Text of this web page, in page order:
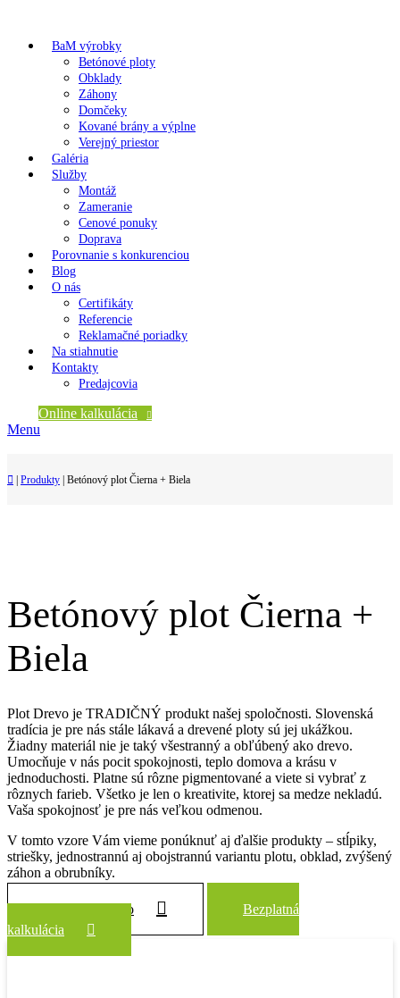
BaM výrobky
Betónové ploty
Obklady
Záhony
Domčeky
Kované brány a výplne
Verejný priestor
Galéria
Služby
Montáž
Zameranie
Cenové ponuky
Doprava
Porovnanie s konkurenciou
Blog
O nás
Certifikáty
Referencie
Reklamačné poriadky
Na stiahnutie
Kontakty
Predajcovia
Online kalkulácia
Menu
Produkty Betónový plot Čierna + Biela
Betónový plot Čierna +
Biela
Plot Drevo je TRADIČNÝ produkt našej spoločnosti. Slovenská
tradícia je pre nás stále lákavá a drevené ploty sú jej ukážkou.
Žiadny materiál nie je taký všestranný a obľúbený ako drevo.
Umocňuje v nás pocit spokojnosti, teplo domova a krásu v
jednoduchosti. Platne sú rôzne pigmentované a viete si vybrať z
rôznych farieb. Všetko je len o kreativite, ktorej sa medze nekladú.
Vaša spokojnosť je pre nás veľkou odmenou.
V tomto vzore Vám vieme ponúknuť aj ďalšie produkty – stĺpiky,
striešky, jednostrannú aj obojstrannú variantu plotu, obklad, zvýšený
záhon a obrubníky.
Zobraziť všetko
Bezplatná
kalkulácia